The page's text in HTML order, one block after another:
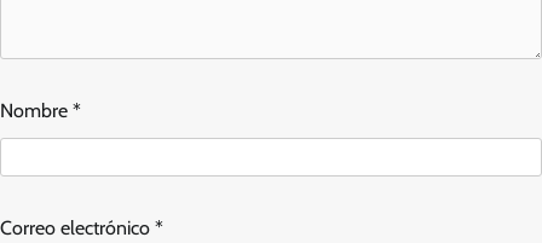
Nombre *
Correo electrónico *